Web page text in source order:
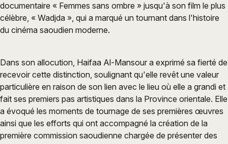
documentaire « Femmes sans ombre » jusqu'à son film le plus
célèbre, « Wadjda », qui a marqué un tournant dans l'histoire
du cinéma saoudien moderne.
Dans son allocution, Haifaa Al-Mansour a exprimé sa fierté de
recevoir cette distinction, soulignant qu'elle revêt une valeur
particulière en raison de son lien avec le lieu où elle a grandi et
fait ses premiers pas artistiques dans la Province orientale. Elle
a évoqué les moments de tournage de ses premières œuvres
ainsi que les efforts qui ont accompagné la création de la
première commission saoudienne chargée de présenter des